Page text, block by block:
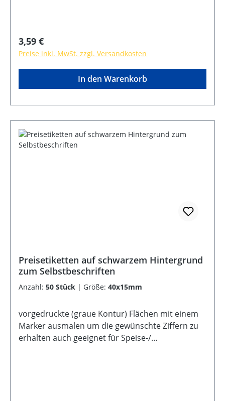
Regulärer Preis:
3,59 €
Preise inkl. MwSt. zzgl. Versandkosten
In den Warenkorb
Preisetiketten auf schwarzem Hintergrund
zum Selbstbeschriften
Anzahl: 50 Stück | Größe: 40x15mm
vorgedruckte (graue Kontur) Flächen mit einem
Marker ausmalen um die gewünschte Ziffern zu
erhalten auch geeignet für Speise-/